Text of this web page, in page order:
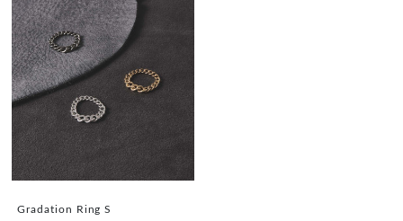
Gradation Ring S